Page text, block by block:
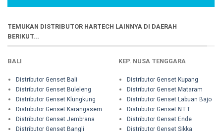
TEMUKAN DISTRIBUTOR HARTECH LAINNYA DI DAERAH
BERIKUT...
BALI
Distributor Genset Bali
Distributor Genset Buleleng
Distributor Genset Klungkung
Distributor Genset Karangasem
Distributor Genset Jembrana
Distributor Genset Bangli
KEP. NUSA TENGGARA
Distributor Genset Kupang
Distributor Genset Mataram
Distributor Genset Labuan Bajo
Distributor Genset NTT
Distributor Genset Ende
Distributor Genset Sikka